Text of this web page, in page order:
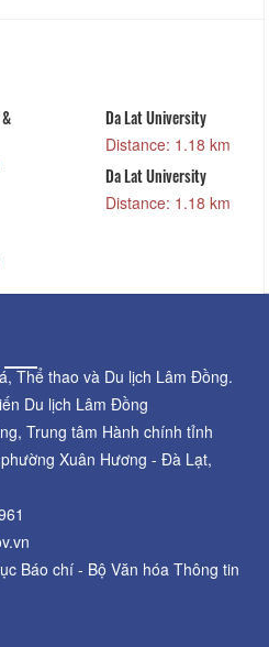
Da Lat University
Distance: 1.18 km
Da Lat University
Distance: 1.18 km
Thể thao và Du lịch Lâm Đồng.
Du lịch Lâm Đồng
Trung tâm Hành chính tỉnh
Xuân Hương - Đà Lạt,
Báo chí - Bộ Văn hóa Thông tin